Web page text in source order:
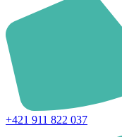
+421 911 822 037